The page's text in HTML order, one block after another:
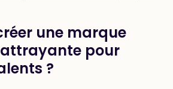
une marque
pour
?